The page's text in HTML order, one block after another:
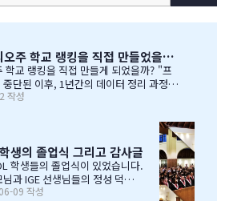
IGE는 왜 BC주·온타리오주 학교 랭킹을 직접 만들었을까?
교 랭킹을 직접 만들게 되었을까? "프
단된 이후, 1년간의 데이터 정리 과정을
해왔습니다. 학교 상담 시 참고 자료로
트되지 않고 있었습니다. 최근 자료로 B
을 파악하고 싶었는데, 참고할 만한 데이
아보기 시작
신 학업 데이터가 있지 않을까?' 하는 마
작성
생의 졸업식 그리고 감사글
학생들의 졸업식이 있었습니다.
과 IGE 선생님들의 정성 덕에
게 되었음을 진심으로 감사드
09 작성